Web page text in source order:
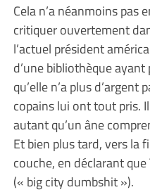
Cela n’a néanmoins pas
critiquer ouvertement
l’actuel président
d’une bibliothèque
qu’elle n’a plus d’argent
copains lui ont tout pris.
autant qu’un âne
Et bien plus tard, vers la
couche, en déclarant
(« big city dumbshit »).